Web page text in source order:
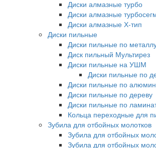
Диски алмазные турбо
Диски алмазные
Диски алмазные Х-тип
Диски пильные
Диски пильные по
Диск пильный Мультирез
Диски пильные на УШМ
Диски пильные по
Диски пильные по
Диски пильные по дереву
Диски пильные по
Кольца переходные для
Зубила для отбойных молотков
Зубила для отбойных
Зубила для отбойных